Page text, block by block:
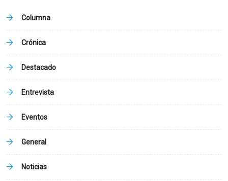
Columna
Crónica
Destacado
Entrevista
Eventos
General
Noticias